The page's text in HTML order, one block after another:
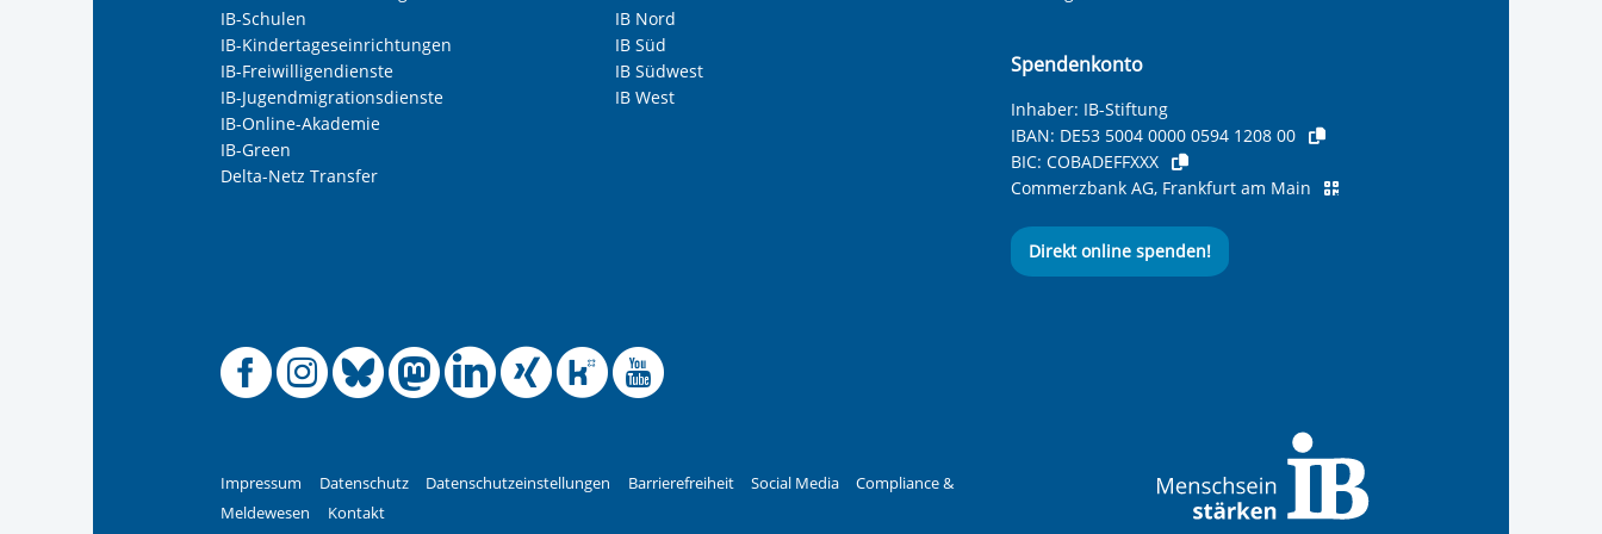
• Alltagshilfen und Unterstützung in Konfliktsituationen
IB-Schulen
IB-Kindertageseinrichtungen
IB-Freiwilligendienste
IB-Jugendmigrationsdienste
IB-Online-Akademie
IB-Green
Delta-Netz Transfer
IB Nord
IB Süd
IB Südwest
IB West
Spendenkonto
Inhaber: IB-Stiftung
IBAN: DE53 5004 0000 0594 1208 00
BIC: COBADEFFXXX
Commerzbank AG, Frankfurt am Main
Direkt online spenden!
Offizielle Facebook-Seite des Internationalen Bund
Offizielle Instagram-Seite des Internationalen Bund
Offizielle BlueSky-Seite des Internationalen Bund
Offizielle Mastodon-Seite des Internationalen
Offizielle LinkedIn-Seite des Internationalen
Offizielle Xing-Seite des Internationalen
Offizielle Kununu-Seite des
Impressum Datenschutz Datenschutzeinstellungen Barrierefreiheit Social Media
Compliance &
Meldewesen
Kontakt